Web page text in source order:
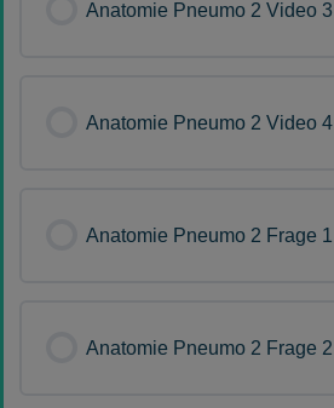
Anatomie Pneumo 2 Video 3
Anatomie Pneumo 2 Video 4
Anatomie Pneumo 2 Frage 1
Anatomie Pneumo 2 Frage 2